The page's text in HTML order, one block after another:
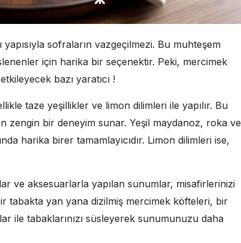
yapısıyla sofraların vazgeçilmezi. Bu muhteşem
için harika bir seçenektir. Peki, mercimek
bazı yaratıcı !
taze yeşillikler ve limon dilimleri ile yapılır. Bu
zengin bir deneyim sunar. Yeşil maydanoz, roka ve
harika birer tamamlayıcıdır. Limon dilimleri ise,
ve aksesuarlarla yapılan sunumlar, misafirlerinizi
tabakta yan yana dizilmiş mercimek köfteleri, bir
ile tabaklarınızı süsleyerek sunumunuzu daha